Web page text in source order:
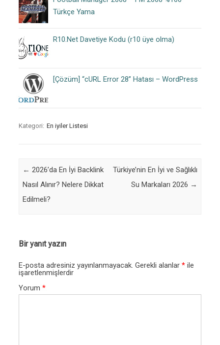
Türkçe Yama
R10.Net Davetiye Kodu (r10 üye olma)
[Çözüm] “cURL Error 28” Hatası – WordPress
Kategori: En iyiler Listesi
Post navigation
← 2026’da En İyi Backlink
Nasıl Alınır? Nelere Dikkat
Edilmeli?
Türkiye’nin En İyi ve Sağlıklı
Su Markaları 2026 →
Bir yanıt yazın
E-posta adresiniz yayınlanmayacak. Gerekli alanlar * ile
işaretlenmişlerdir
Yorum *